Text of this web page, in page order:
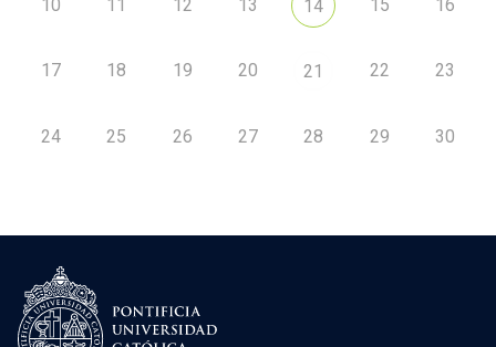
10 11 12 13 14 15 16
17 18 19 20 21 22 23
24 25 26 27 28 29 30